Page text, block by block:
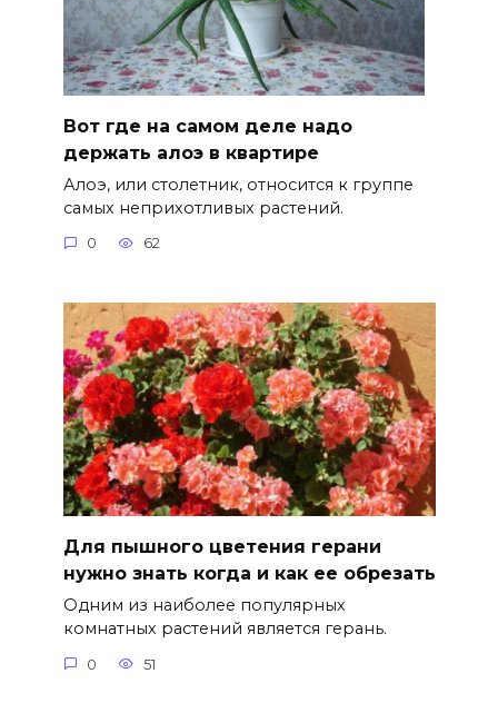
Вот где на самом деле надо
держать алоэ в квартире
Алоэ, или столетник, относится к группе
самых неприхотливых растений.
0 62
Для пышного цветения герани
нужно знать когда и как ее обрезать
Одним из наиболее популярных
комнатных растений является герань.
0 51